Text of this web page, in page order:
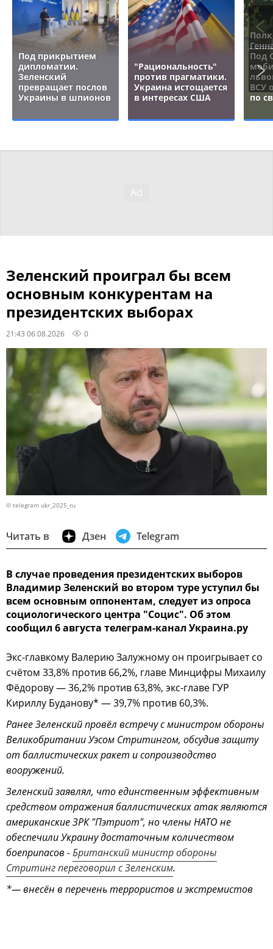
Под прикрытием
дипломатии.
Зеленский
превращает послов
Украины в шпионов
"Рациональность"
против прагматики.
Украина истощается
в интересах США
Под
ВСУ
по
Зеленский проиграл бы всем
основным конкурентам на
президентских выборах
21:43 06.08.2026 0
© telegram ukr_2025_ru
Читать в Дзен Telegram
В случае проведения президентских выборов
Владимир Зеленский во втором туре уступил бы
всем основным оппонентам, следует из опроса
социологического центра "Социс". Об этом
сообщил 6 августа телеграм-канал Украина.ру
Экс-главкому Валерию Залужному он проигрывает со
счётом 33,8% против 66,2%, главе Минцифры Михаилу
Фёдорову — 36,2% против 63,8%, экс-главе ГУР
Кириллу Буданову* — 39,7% против 60,3%.
Ранее Зеленский провёл встречу с министром обороны
Великобритании Уэсом Стритингом, обсудив защиту
от баллистических ракет и сопроизводство
вооружений.
Зеленский заявлял, что единственным эффективным
средством отражения баллистических атак являются
американские ЗРК "Пэтриот", но члены НАТО не
обеспечили Украину достаточным количеством
боеприпасов -Британский министр обороны
Стритинг переговорил с Зеленским.
*— внесён в перечень террористов и экстремистов